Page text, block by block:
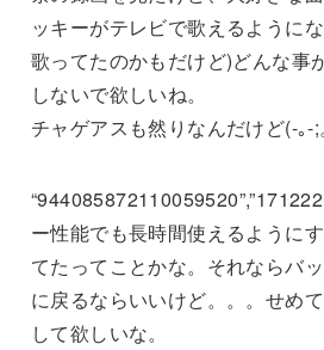
ッキーがテレビで歌えるように
歌ってたのかもだけど)どんな事
しないで欲しいね。
チャゲアスも然りなんだけど(-｡-;
ー性能でも長時間使えるように
てたってことかな。それならバ
に戻るならいいけど。。。せめ
して欲しいな。